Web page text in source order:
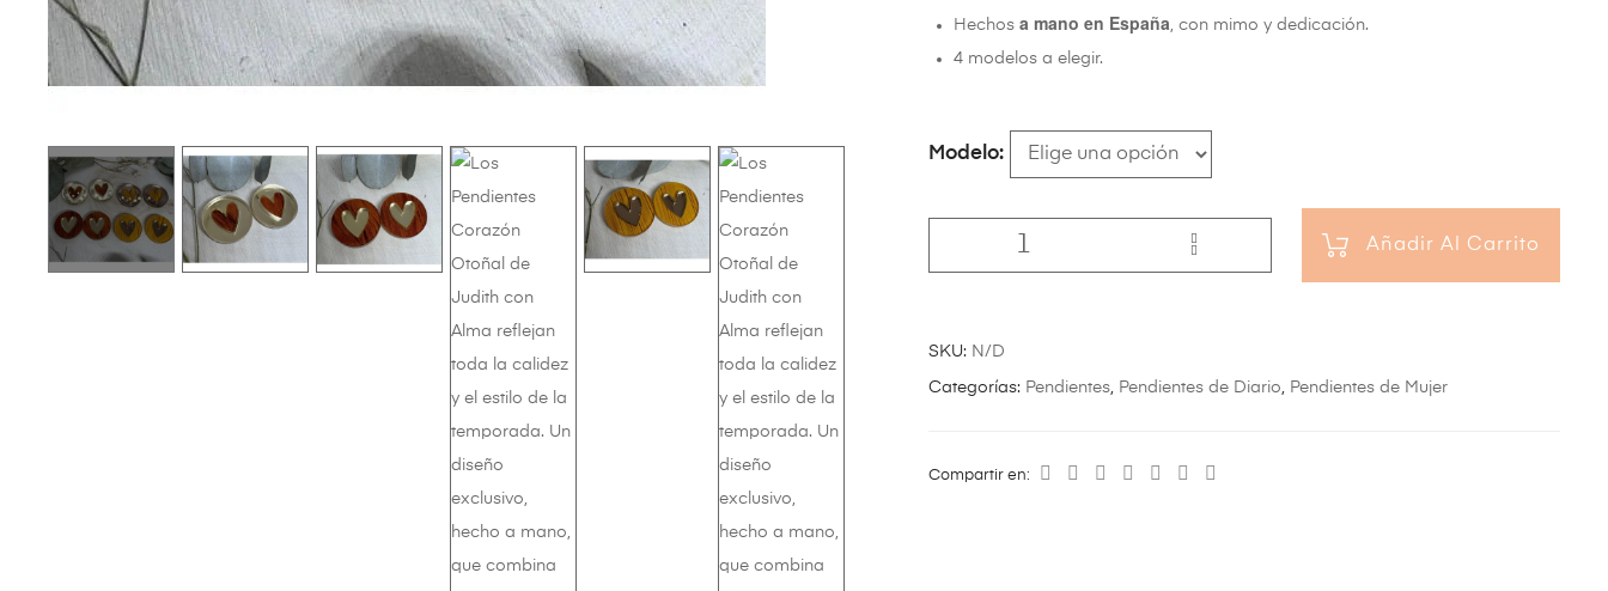
Hechosa mano en España , con mimo y dedicación.
4 modelos a elegir.
Modelo
Añadir Al Carrito
SKU: N/D
Categorías: Pendientes Pendientes de Diario Pendientes de Mujer
Compartir en: